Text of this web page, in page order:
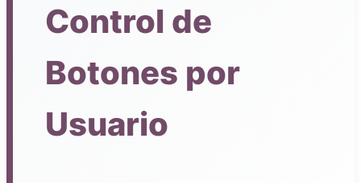
Control de
Botones por
Usuario